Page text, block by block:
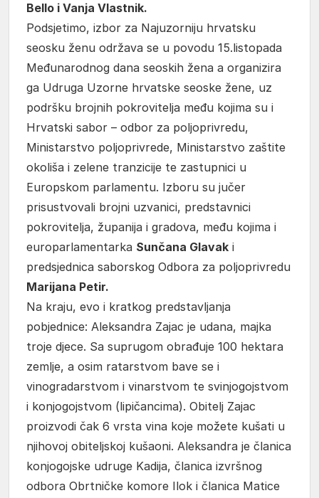
Bello i Vanja Vlastnik.
Podsjetimo, izbor za Najuzorniju hrvatsku
seosku ženu održava se u povodu 15.listopada
Međunarodnog dana seoskih žena a organizira
ga Udruga Uzorne hrvatske seoske žene, uz
podršku brojnih pokrovitelja među kojima su i
Hrvatski sabor – odbor za poljoprivredu,
Ministarstvo poljoprivrede, Ministarstvo zaštite
okoliša i zelene tranzicije te zastupnici u
Europskom parlamentu. Izboru su jučer
prisustvovali brojni uzvanici, predstavnici
pokrovitelja, županija i gradova, među kojima i
europarlamentarka Sunčana Glavak i
predsjednica saborskog Odbora za poljoprivredu
Marijana Petir.
Na kraju, evo i kratkog predstavljanja
pobjednice: Aleksandra Zajac je udana, majka
troje djece. Sa suprugom obrađuje 100 hektara
zemlje, a osim ratarstvom bave se i
vinogradarstvom i vinarstvom te svinjogojstvom
i konjogojstvom (lipičancima). Obitelj Zajac
proizvodi čak 6 vrsta vina koje možete kušati u
njihovoj obiteljskoj kušaoni. Aleksandra je članica
konjogojske udruge Kadija, članica izvršnog
odbora Obrtničke komore Ilok i članica Matice